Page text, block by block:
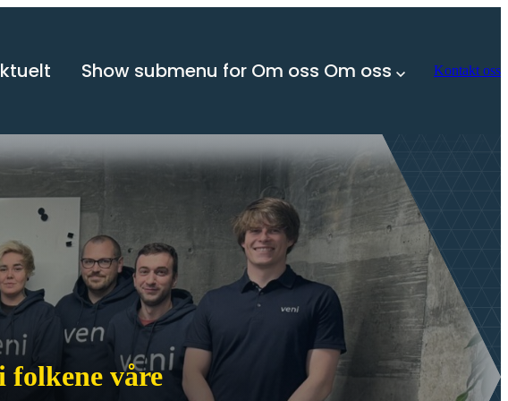
Show submenu for Om oss Om oss Kontakt oss
folkene våre